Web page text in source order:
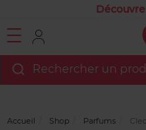
Rechercher un
Accueil Shop Parfums Cleo